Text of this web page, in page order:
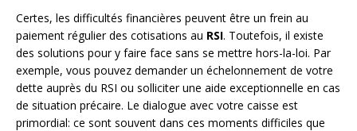
Certes, les difficultés financières peuvent être un frein au
paiement régulier des cotisations au RSI. Toutefois, il existe
des solutions pour y faire face sans se mettre hors-la-loi. Par
exemple, vous pouvez demander un échelonnement de votre
dette auprès du RSI ou solliciter une aide exceptionnelle en cas
de situation précaire. Le dialogue avec votre caisse est
primordial: ce sont souvent dans ces moments difficiles que